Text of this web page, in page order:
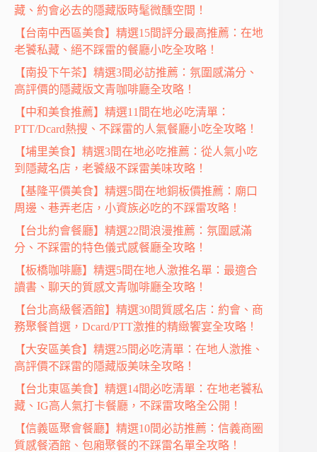
藏、約會必去的隱藏版時髦微醺空間！
【台南中西區美食】精選15間評分最高推薦：在地
老饕私藏、絕不踩雷的餐廳小吃全攻略！
【南投下午茶】精選3間必訪推薦：氛圍感滿分、
高評價的隱藏版文青咖啡廳全攻略！
【中和美食推薦】精選11間在地必吃清單：
PTT/Dcard熱搜、不踩雷的人氣餐廳小吃全攻略！
【埔里美食】精選3間在地必吃推薦：從人氣小吃
到隱藏名店，老饕級不踩雷美味攻略！
【基隆平價美食】精選5間在地銅板價推薦：廟口
周邊、巷弄老店，小資族必吃的不踩雷攻略！
【台北約會餐廳】精選22間浪漫推薦：氛圍感滿
分、不踩雷的特色儀式感餐廳全攻略！
【板橋咖啡廳】精選5間在地人激推名單：最適合
讀書、聊天的質感文青咖啡廳全攻略！
【台北高級餐酒館】精選30間質感名店：約會、商
務聚餐首選，Dcard/PTT激推的精緻饗宴全攻略！
【大安區美食】精選25間必吃清單：在地人激推、
高評價不踩雷的隱藏版美味全攻略！
【台北東區美食】精選14間必吃清單：在地老饕私
藏、IG高人氣打卡餐廳，不踩雷攻略全公開！
【信義區聚會餐廳】精選10間必訪推薦：信義商圈
質感餐酒館、包廂聚餐的不踩雷名單全攻略！